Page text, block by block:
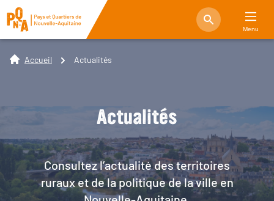
Menu
Accueil Actualités
Actualités
Consultez l’actualité des territoires
ruraux et de la politique de la ville en